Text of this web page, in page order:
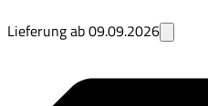
Lieferung ab09.09.2026